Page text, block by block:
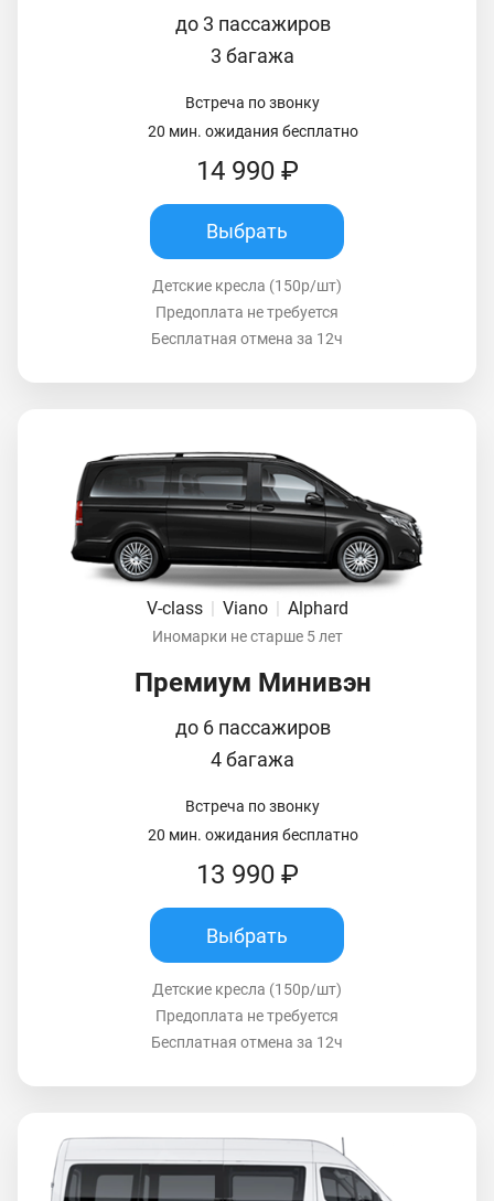
до 3 пассажиров
3 багажа
Встреча по звонку
20 мин. ожидания бесплатно
14 990 ₽
Выбрать
Детские кресла (150р/шт)
Предоплата не требуется
Бесплатная отмена за 12ч
V-class Viano Alphard
Иномарки не старше 5 лет
Премиум Минивэн
до 6 пассажиров
4 багажа
Встреча по звонку
20 мин. ожидания бесплатно
13 990 ₽
Выбрать
Детские кресла (150р/шт)
Предоплата не требуется
Бесплатная отмена за 12ч